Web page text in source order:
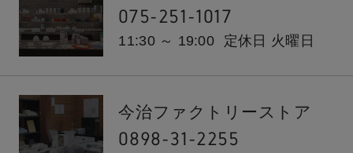
075-251-1017
11:30 ～ 19:00 定休日 火曜日
今治ファクトリーストア
0898-31-2255